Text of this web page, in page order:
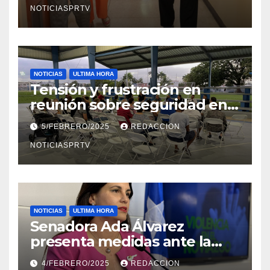
NOTICIASPRTV
NOTICIAS ULTIMA HORA
Tensión y frustración en
reunión sobre seguridad en
Reparto Metropolitano
5/FEBRERO/2025 REDACCION
NOTICIASPRTV
NOTICIAS ULTIMA HORA
Senadora Ada Álvarez
presenta medidas ante la
violencia en el noviazgo
4/FEBRERO/2025 REDACCION